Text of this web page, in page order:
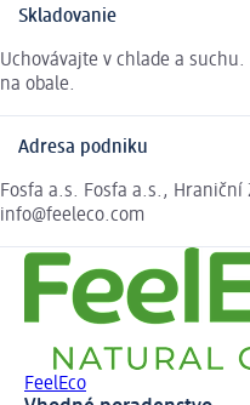
Skladovanie
Uchovávajte v chlade a
na obale.
Adresa podniku
Fosfa a.s. Fosfa a.s., Hraniční
info@feeleco.com
FeelEco